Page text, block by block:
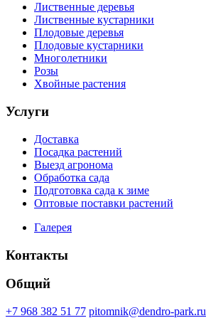
Лиственные деревья
Лиственные кустарники
Плодовые деревья
Плодовые кустарники
Многолетники
Розы
Хвойные растения
Услуги
Доставка
Посадка растений
Выезд агронома
Обработка сада
Подготовка сада к зиме
Оптовые поставки растений
Галерея
Контакты
Общий
+7 968 382 51 77 pitomnik@dendro-park.ru